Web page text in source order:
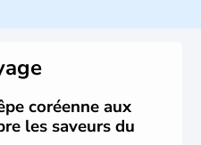
en sont les deux
partage sa culture avec la
s’y sont déroulés en
du Monde de football en
Japon.
coréenne aux
les saveurs du